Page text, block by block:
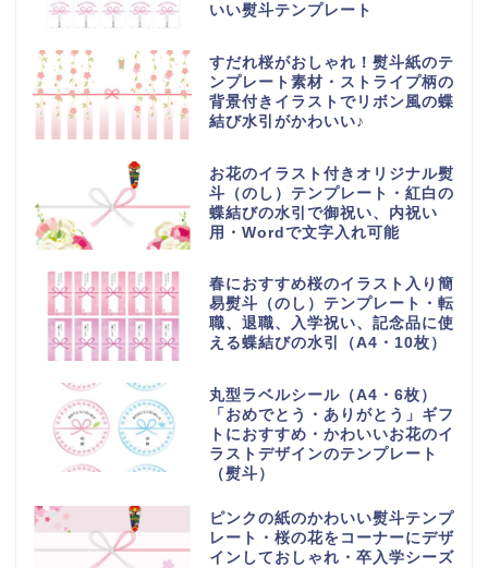
いい熨斗テンプレート
すだれ桜がおしゃれ！熨斗紙のテ
ンプレート素材・ストライプ柄の
背景付きイラストでリボン風の蝶
結び水引がかわいい♪
お花のイラスト付きオリジナル熨
斗（のし）テンプレート・紅白の
蝶結びの水引で御祝い、内祝い
用・Wordで文字入れ可能
春におすすめ桜のイラスト入り簡
易熨斗（のし）テンプレート・転
職、退職、入学祝い、記念品に使
える蝶結びの水引（A4・10枚）
丸型ラベルシール（A4・6枚）
「おめでとう・ありがとう」ギフ
トにおすすめ・かわいいお花のイ
ラストデザインのテンプレート
（熨斗）
ピンクの紙のかわいい熨斗テンプ
レート・桜の花をコーナーにデザ
インしておしゃれ・卒入学シーズ